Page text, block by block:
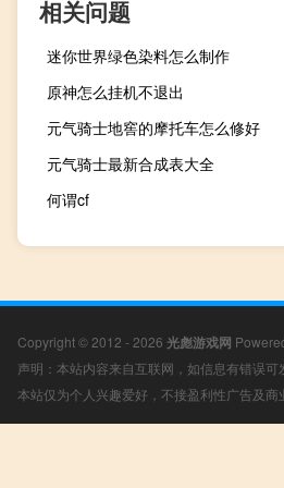
相关问题
迷你世界绿色染料怎么制作
原神怎么挂机不退出
元气骑士地窖的摩托车怎么修好
元气骑士最新合成表大全
何谓cf
Copyright © 2012 - 2026 光彪游戏网
声明：本站内容来自互联网，如信息有错误
本站仅为个人兴趣爱好，不接盈利性广告及商